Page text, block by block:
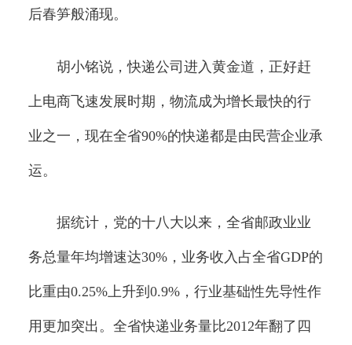
后春笋般涌现。
胡小铭说，快递公司进入黄金道，正好赶
上电商飞速发展时期，物流成为增长最快的行
业之一，现在全省90%的快递都是由民营企业承
运。
据统计，党的十八大以来，全省邮政业业
务总量年均增速达30%，业务收入占全省GDP的
比重由0.25%上升到0.9%，行业基础性先导性作
用更加突出。全省快递业务量比2012年翻了四